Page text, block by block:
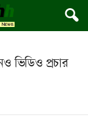
প্রচার